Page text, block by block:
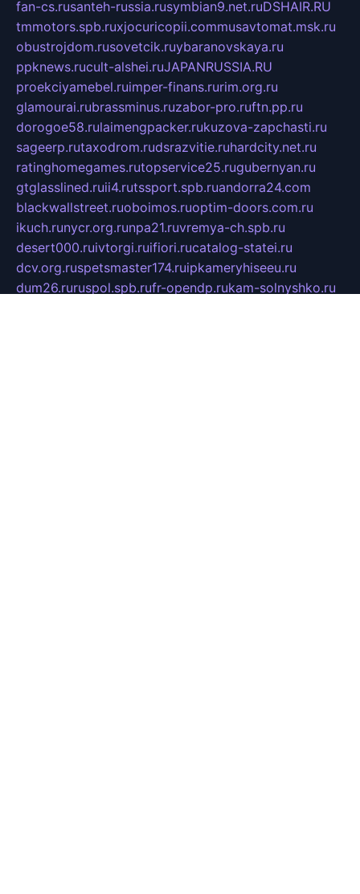
fan-cs.rusanteh-russia.rusymbian9.net.ruDSHAIR.RU
tmmotors.spb.ruxjocuricopii.commusavtomat.msk.ru
obustrojdom.rusovetcik.ruybaranovskaya.ru
ppknews.rucult-alshei.ruJAPANRUSSIA.RU
proekciyamebel.ruimper-finans.rurim.org.ru
glamourai.rubrassminus.ruzabor-pro.ruftn.pp.ru
dorogoe58.rulaimengpacker.rukuzova-zapchasti.ru
sageerp.rutaxodrom.rudsrazvitie.ruhardcity.net.ru
ratinghomegames.rutopservice25.rugubernyan.ru
gtglasslined.ruii4.rutssport.spb.ruandorra24.com
blackwallstreet.ruoboimos.ruoptim-doors.com.ru
ikuch.runycr.org.runpa21.ruvremya-ch.spb.ru
desert000.ruivtorgi.ruifiori.rucatalog-statei.ru
dcv.org.ruspetsmaster174.ruipkameryhiseeu.ru
dum26.ruruspol.spb.rufr-opendp.rukam-solnyshko.ru